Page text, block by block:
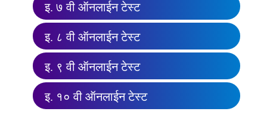
इ. ७ वी ऑनलाईन टेस्ट
इ. ८ वी ऑनलाईन टेस्ट
इ. ९ वी ऑनलाईन टेस्ट
इ. १० वी ऑनलाईन टेस्ट